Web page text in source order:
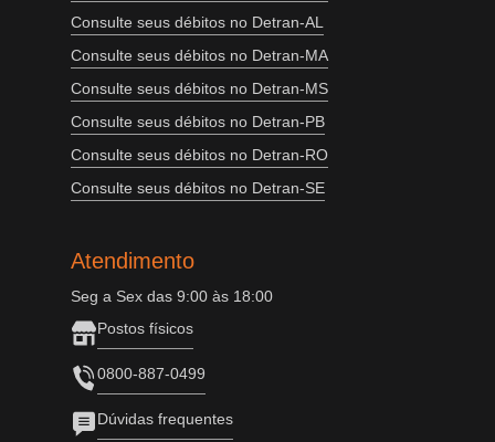
Consulte seus débitos no Detran-AL
Consulte seus débitos no Detran-MA
Consulte seus débitos no Detran-MS
Consulte seus débitos no Detran-PB
Consulte seus débitos no Detran-RO
Consulte seus débitos no Detran-SE
Atendimento
Seg a Sex das 9:00 às 18:00
Postos físicos
0800-887-0499
Dúvidas frequentes